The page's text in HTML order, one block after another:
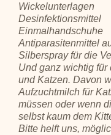
Wickelunterlagen
Desinfektionsmittel
Einmalhandschuhe
Antiparasitenmittel
Silberspray für die
Und ganz wichtig
und Katzen. Davon
Aufzuchtmilch für
müssen oder wenn
selbst kaum dem
Bitte helft uns,